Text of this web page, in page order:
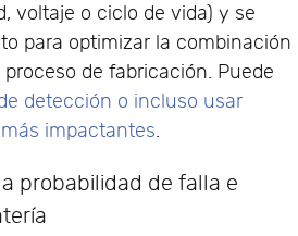
voltaje o ciclo de vida) y se
para optimizar la combinación
de fabricación. Puede
detección o incluso usar
impactantes.
probabilidad de falla e